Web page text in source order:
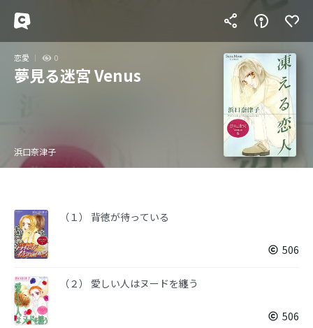
恋愛 0
夢見る迷宮 Venus
浜口奈津子
（１） 背徳が待っている
506
（２） 愛しい人はヌードを纏う
506